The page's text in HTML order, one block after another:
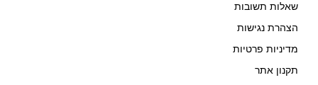
שאלות תשובות
הצהרת נגישות
מדיניות פרטיות
תקנון אתר